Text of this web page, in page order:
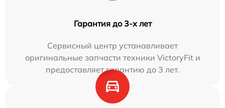
Гарантия до 3-х лет
Сервисный центр устанавливает
оригинальные запчасти техники VictoryFit и
предоставляет гарантию до 3 лет.